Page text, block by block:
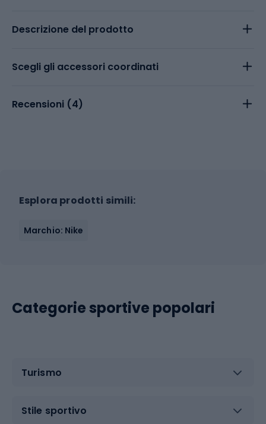
Descrizione del prodotto
Scegli gli accessori coordinati
Recensioni (4)
Esplora prodotti simili:
Marchio: Nike
Categorie sportive popolari
Turismo
Stile sportivo